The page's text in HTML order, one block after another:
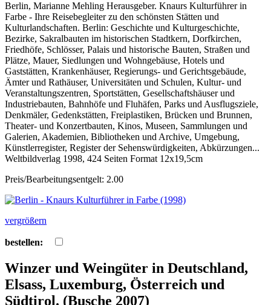
Berlin, Marianne Mehling Herausgeber. Knaurs Kulturführer in
Farbe - Ihre Reisebegleiter zu den schönsten Stätten und
Kulturlandschaften. Berlin: Geschichte und Kulturgeschichte,
Bezirke, Sakralbauten im historischen Stadtkern, Dorfkirchen,
Friedhöfe, Schlösser, Palais und historische Bauten, Straßen und
Plätze, Mauer, Siedlungen und Wohngebäuse, Hotels und
Gaststätten, Krankenhäuser, Regierungs- und Gerichtsgebäude,
Ämter und Rathäuser, Universitäten und Schulen, Kultur- und
Veranstaltungszentren, Sportstätten, Gesellschaftshäuser und
Industriebauten, Bahnhöfe und Fluhäfen, Parks und Ausflugsziele,
Denkmäler, Gedenkstätten, Freiplastiken, Brücken und Brunnen,
Theater- und Konzertbauten, Kinos, Museen, Sammlungen und
Galerien, Akademien, Bibliotheken und Archive, Umgebung,
Künstlerregister, Register der Sehenswürdigkeiten, Abkürzungen...
Weltbildverlag 1998, 424 Seiten Format 12x19,5cm
Preis/Bearbeitungsentgelt: 2.00
vergrößern
bestellen:
Winzer und Weingüter in Deutschland,
Elsass, Luxemburg, Österreich und
Südtirol. (Busche 2007)